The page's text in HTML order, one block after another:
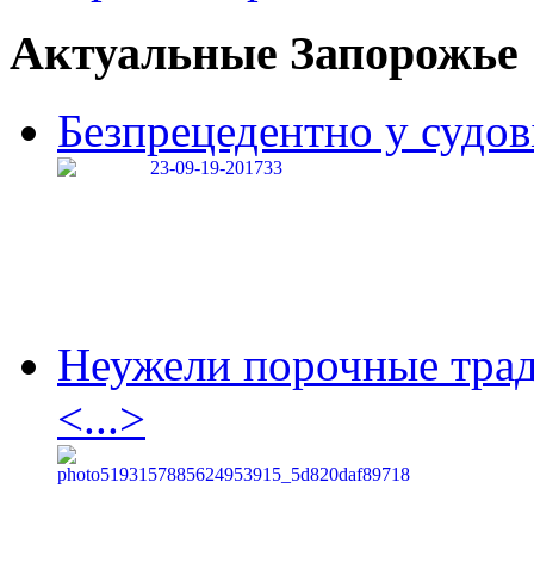
Актуальные Запорожье
Безпрецедентно у
Неужели порочные
<...>